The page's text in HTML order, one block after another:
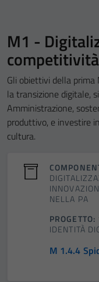
M1 -
Gli obiettivi della prima
la transizione digitale,
Amministrazione,
produttivo, e investire
cultura.
NELLA PA
PROGETTO:
IDENTITÀ
M 1.4.4